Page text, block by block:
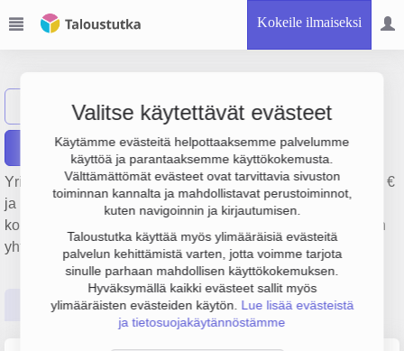
Kokeile ilmaiseksi
Valitse käytettävät evästeet
Käytämme evästeitä helpottaaksemme palvelumme
käyttöä ja parantaaksemme käyttökokemusta.
Välttämättömät evästeet ovat tarvittavia sivuston
toiminnan kannalta ja mahdollistavat perustoiminnot,
kuten navigoinnin ja kirjautumisen.
Taloustutka käyttää myös ylimääräisiä evästeitä
palvelun kehittämistä varten, jotta voimme tarjota
sinulle parhaan mahdollisen käyttökokemuksen.
Hyväksymällä kaikki evästeet sallit myös
ylimääräisten evästeiden käytön. Lue lisää evästeistä
ja tietosuojakäytännöstämme
Näytä haku Yrityssalo Oy
Raportit
Yrityksen Yrityssalo Oy liikevaihto on 1.1 milj. €, tulos 2 000 €
ja henkilöstömäärä 14. Sen päätoimiala on Liikkeenjohdon
konsultointi, perustamisvuosi 2008 ja sijainti Salo. Yrityksen
yhtiömuoto Osakeyhtiö (OY).
Perustiedot Tilinpäätösluvut Päättäjätiedot